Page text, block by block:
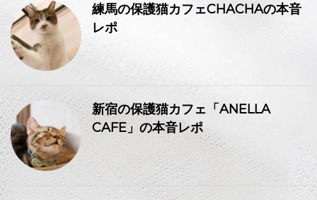
練馬の保護猫カフェCHACHAの本音
レポ
新宿の保護猫カフェ「ANELLA
CAFE」の本音レポ